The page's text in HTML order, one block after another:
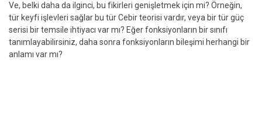
Ve, belki daha da ilginci, bu fikirleri genişletmek için mi? Örneğin,
tür keyfi işlevleri sağlar bu tür Cebir teorisi vardır, veya bir tür güç
serisi bir temsile ihtiyacı var mı? Eğer fonksiyonların bir sınıfı
tanımlayabilirsiniz, daha sonra fonksiyonların bileşimi herhangi bir
anlamı var mı?